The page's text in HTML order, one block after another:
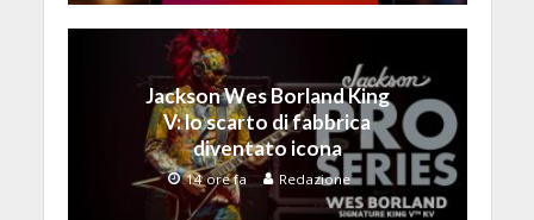
Jackson Wes Borland King
V: lo scarto di fabbrica
diventato icona
14 ore fa Redazione